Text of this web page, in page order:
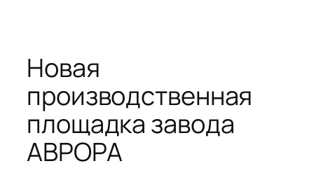
Новая
производственная
площадка завода
АВРОРА